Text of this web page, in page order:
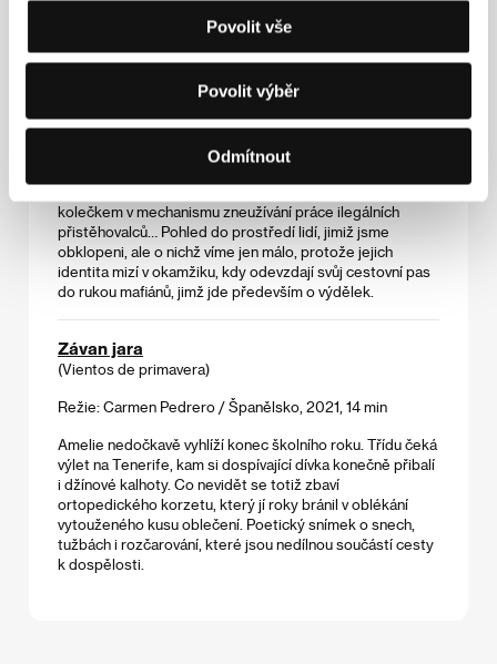
Povolit vše
Povolit výběr
Odmítnout
(Vinland)
Režie: Martin Kuba / Česká republika, 2022, 38 min
Jako mnoho dalších se i Daniil rozhodl opustit rodnou
Gruzii a vydat se do Prahy za lepším výdělkem. Původní
ovládanými ruským bossem Sergejem a stává se
kolečkem v mechanismu zneužívání práce ilegálních
přistěhovalců… Pohled do prostředí lidí, jimiž jsme
obklopeni, ale o nichž víme jen málo, protože jejich
identita mizí v okamžiku, kdy odevzdají svůj cestovní pas
do rukou mafiánů, jimž jde především o výdělek.
Závan jara
(Vientos de primavera)
Režie: Carmen Pedrero / Španělsko, 2021, 14 min
Amelie nedočkavě vyhlíží konec školního roku. Třídu čeká
výlet na Tenerife, kam si dospívající dívka konečně přibalí
i džínové kalhoty. Co nevidět se totiž zbaví
ortopedického korzetu, který jí roky bránil v oblékání
vytouženého kusu oblečení. Poetický snímek o snech,
tužbách i rozčarování, které jsou nedílnou součástí cesty
k dospělosti.